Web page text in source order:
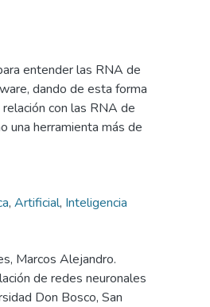
entender las RNA de
dando de esta forma
con las RNA de
una herramienta más de
, Artificial, Inteligencia
Marcos Alejandro.
de redes neuronales
Don Bosco, San